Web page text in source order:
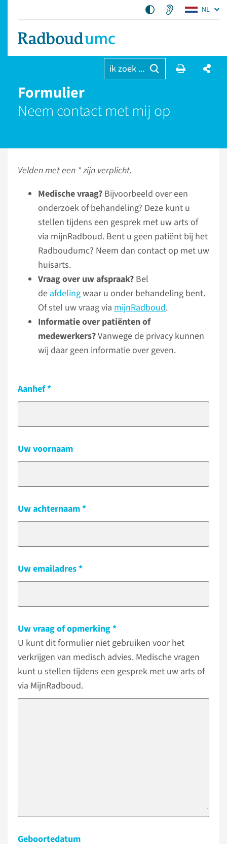
NL
ik zoek ...
Formulier
Neem contact met mij op
Velden met een * zijn verplicht.
Medische vraag? Bijvoorbeeld over een
onderzoek of behandeling? Deze kunt u
stellen tijdens een gesprek met uw arts of
via mijnRadboud. Bent u geen patiënt bij het
Radboudumc? Neem dan contact op met uw
huisarts.
Vraag over uw afspraak? Bel
deafdelingwaar u onder behandeling bent.
Of stel uw vraag via mijnRadboud.
Informatie over patiënten of
medewerkers?Vanwege de privacy kunnen
wij daar geen informatie over geven.
Aanhef
Uw voornaam
Uw achternaam
Uw emailadres
Uw vraag of opmerking
U kunt dit formulier niet gebruiken voor het
verkrijgen van medisch advies. Medische vragen
kunt u stellen tijdens een gesprek met uw arts of
via MijnRadboud.
Geboortedatum